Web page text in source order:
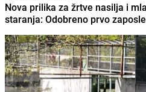
Nova prilika za žrtve nasilja i
staranja: Odobreno prvo